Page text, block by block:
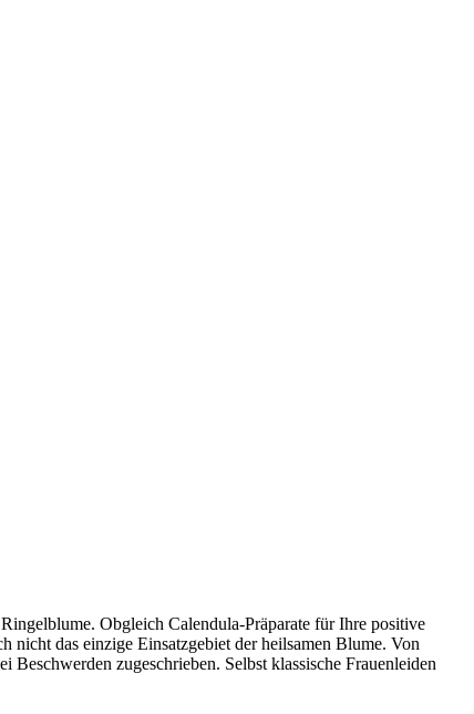
Obgleich Calendula-Präparate für Ihre positive
das einzige Einsatzgebiet der heilsamen Blume. Von
zugeschrieben. Selbst klassische Frauenleiden